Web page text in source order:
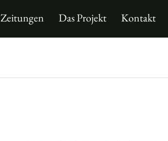
Zeitungen Das Projekt Kontakt